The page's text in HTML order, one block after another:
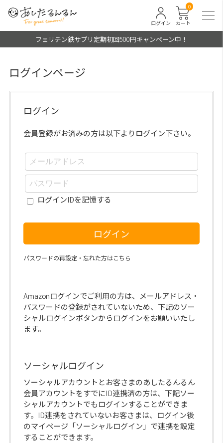
カート
0
ログイン
フェリチン鉄サプリ定期初回500円キャンペーン中！
ログインページ
ログイン
会員登録がお済みの方は以下よりログイン下さい。
ログインIDを記憶する
ログイン
パスワードの再設定・忘れた方はこちら
Amazonログインでご利用の方は、メールアドレス・
パスワードの登録がされていないため、下記のソー
シャルログインボタンからログインをお願いいたし
ます。
ソーシャルログイン
ソーシャルアカウントとお客さまのあしたるんるん
会員アカウントをすでにID連携済の方は、下記ソー
シャルアカウントでもログインすることができま
す。ID連携をされていないお客さまは、ログイン後
のマイページ「ソーシャルログイン」で連携を設定
することができます。